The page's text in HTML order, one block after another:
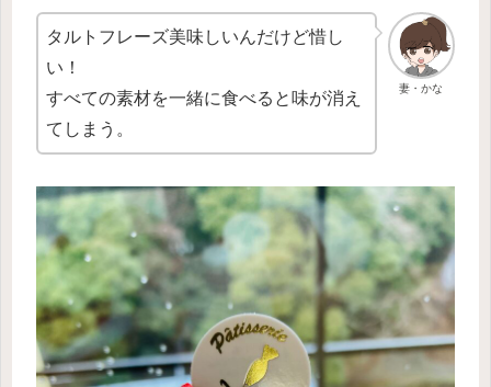
妻・かな
タルトフレーズ美味しいんだけど惜し
い！
すべての素材を一緒に食べると味が消え
てしまう。